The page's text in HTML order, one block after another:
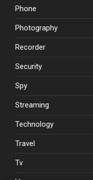
Phone
Photography
Recorder
Security
Spy
Streaming
Technology
Travel
Tv